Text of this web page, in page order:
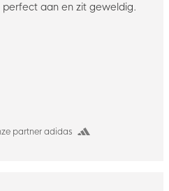
partner adidas
aan en zit geweldig.